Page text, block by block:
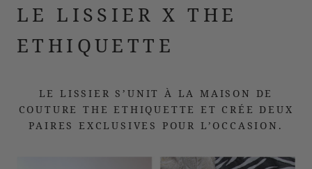
LE LISSIER X THE
ETHIQUETTE
LE LISSIER S’UNIT À LA MAISON DE
COUTURE THE ETHIQUETTE ET CRÉE DEUX
PAIRES EXCLUSIVES POUR L’OCCASION.